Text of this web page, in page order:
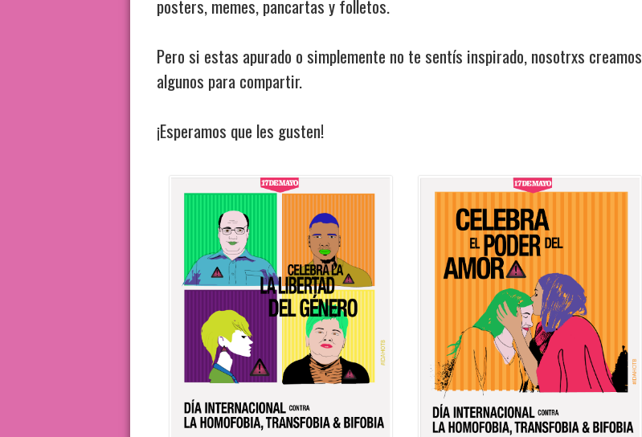
posters, memes, pancartas y folletos.
Pero si estas apurado o simplemente no te sentís inspirado, nosotrxs creamos
algunos para compartir.
¡Esperamos que les gusten!